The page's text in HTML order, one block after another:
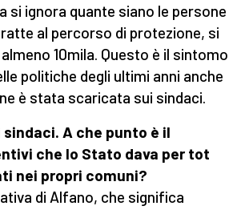
si ignora quante siano le persone
al percorso di protezione, si
10mila. Questo è il sintomo
politiche degli ultimi anni anche
è stata scaricata sui sindaci.
A che punto è il
che lo Stato dava per tot
nei propri comuni?
di Alfano, che significa